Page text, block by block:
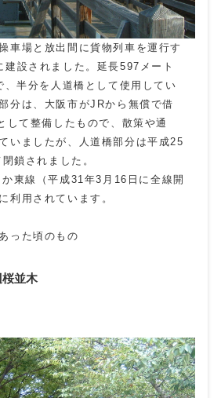
車場と放出間に貨物列車を運行す
建設されました。延長597メート
、半分を人道橋として使用してい
分は、大阪市がJRから無償で借
して整備したもので、散策や通
いましたが、人道橋部分は平成25
鎖されました。
東線（平成31年3月16日に全線開
利用されています。
った頃のもの
並木